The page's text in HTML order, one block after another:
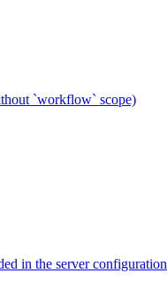
`workflow` scope)
in the server configuration